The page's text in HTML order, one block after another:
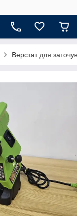
Верстат для